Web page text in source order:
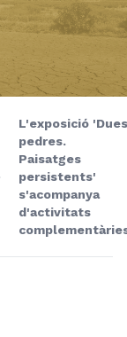
L'exposició 'Dues
pedres.
Paisatges
persistents'
s'acompanya
d'activitats